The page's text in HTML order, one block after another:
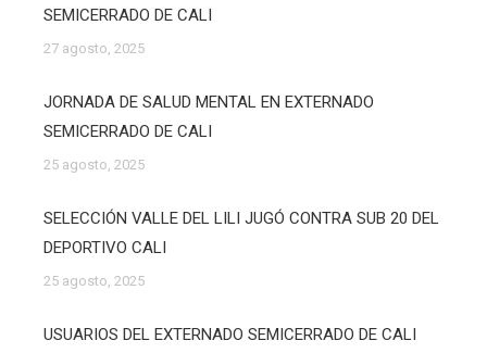
SEMICERRADO DE CALI
27 agosto, 2025
JORNADA DE SALUD MENTAL EN EXTERNADO
SEMICERRADO DE CALI
25 agosto, 2025
SELECCIÓN VALLE DEL LILI JUGÓ CONTRA SUB 20 DEL
DEPORTIVO CALI
25 agosto, 2025
USUARIOS DEL EXTERNADO SEMICERRADO DE CALI